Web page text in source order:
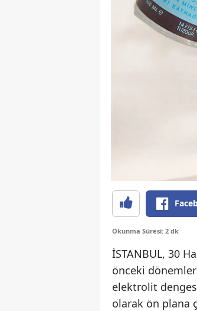
Okunma Süresi: 2 dk
İSTANBUL, 30
önceki
elektrolit
olarak ön plana